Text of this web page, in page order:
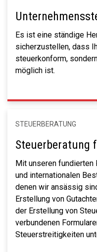
Es ist eine ständige
sicherzustellen, dass
steuerkonform,
möglich ist.
STEUERBERATUNG
Steuerberatung
Mit unseren fundierten
und internationalen
denen wir ansässig
Erstellung von
der Erstellung von
verbundenen
Steuerstreitigkeiten